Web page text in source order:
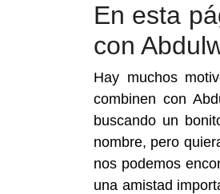
En esta
con
Hay muchos
combinen con
buscando un
nombre, pero
nos podemos
una amistad